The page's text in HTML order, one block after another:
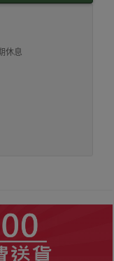
休息